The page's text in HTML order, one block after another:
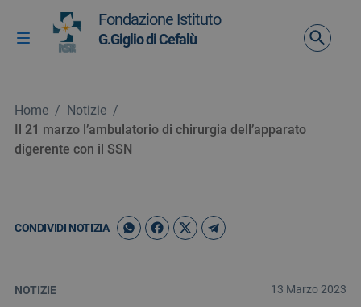
Vai ai contenuti
Vai al menu di navigazione
Vai al footer
Attiva / disattiva la navigazione
Fondazione Istituto
G.Giglio di Cefalù
Home / Notizie /
Il 21 marzo l’ambulatorio di chirurgia dell’apparato
digerente con il SSN
CONDIVIDI NOTIZIA
NOTIZIE 13 Marzo 2023